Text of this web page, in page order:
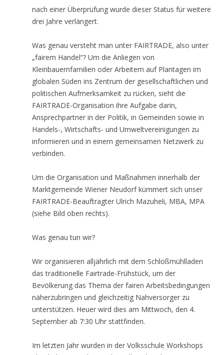
nach einer Überprüfung wurde dieser Status für weitere
drei Jahre verlängert.
Was genau versteht man unter FAIRTRADE, also unter
„fairem Handel“? Um die Anliegen von
Kleinbauernfamilien oder Arbeitern auf Plantagen im
globalen Süden ins Zentrum der gesellschaftlichen und
politischen Aufmerksamkeit zu rücken, sieht die
FAIRTRADE-Organisation ihre Aufgabe darin,
Ansprechpartner in der Politik, in Gemeinden sowie in
Handels-, Wirtschafts- und Umweltvereinigungen zu
informieren und in einem gemeinsamen Netzwerk zu
verbinden.
Um die Organisation und Maßnahmen innerhalb der
Marktgemeinde Wiener Neudorf kümmert sich unser
FAIRTRADE-Beauftragter Ulrich Mazuheli, MBA, MPA
(siehe Bild oben rechts).
Was genau tun wir?
Wir organisieren alljährlich mit dem Schloßmühlladen
das traditionelle Fairtrade-Frühstück, um der
Bevölkerung das Thema der fairen Arbeitsbedingungen
näherzubringen und gleichzeitig Nahversorger zu
unterstützen. Heuer wird dies am Mittwoch, den 4.
September ab 7:30 Uhr stattfinden.
Im letzten Jahr wurden in der Volksschule Workshops